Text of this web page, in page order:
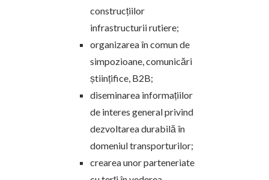
construcțiilor
infrastructurii rutiere;
organizarea în comun de
simpozioane, comunicări
științifice, B2B;
diseminarea informațiilor
de interes general privind
dezvoltarea durabilă în
domeniul transporturilor;
crearea unor parteneriate